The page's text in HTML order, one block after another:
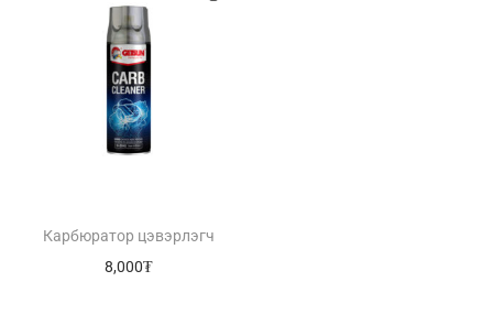
Карбюратор цэвэрлэгч
8,000₮